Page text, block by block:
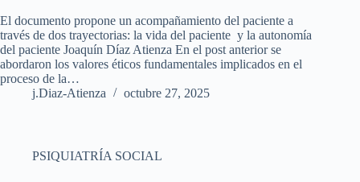
El documento propone un acompañamiento del paciente a
través de dos trayectorias: la vida del paciente y la autonomía
del paciente Joaquín Díaz Atienza En el post anterior se
abordaron los valores éticos fundamentales implicados en el
proceso de la…
j.Diaz-Atienza
octubre 27, 2025
PSIQUIATRÍA SOCIAL